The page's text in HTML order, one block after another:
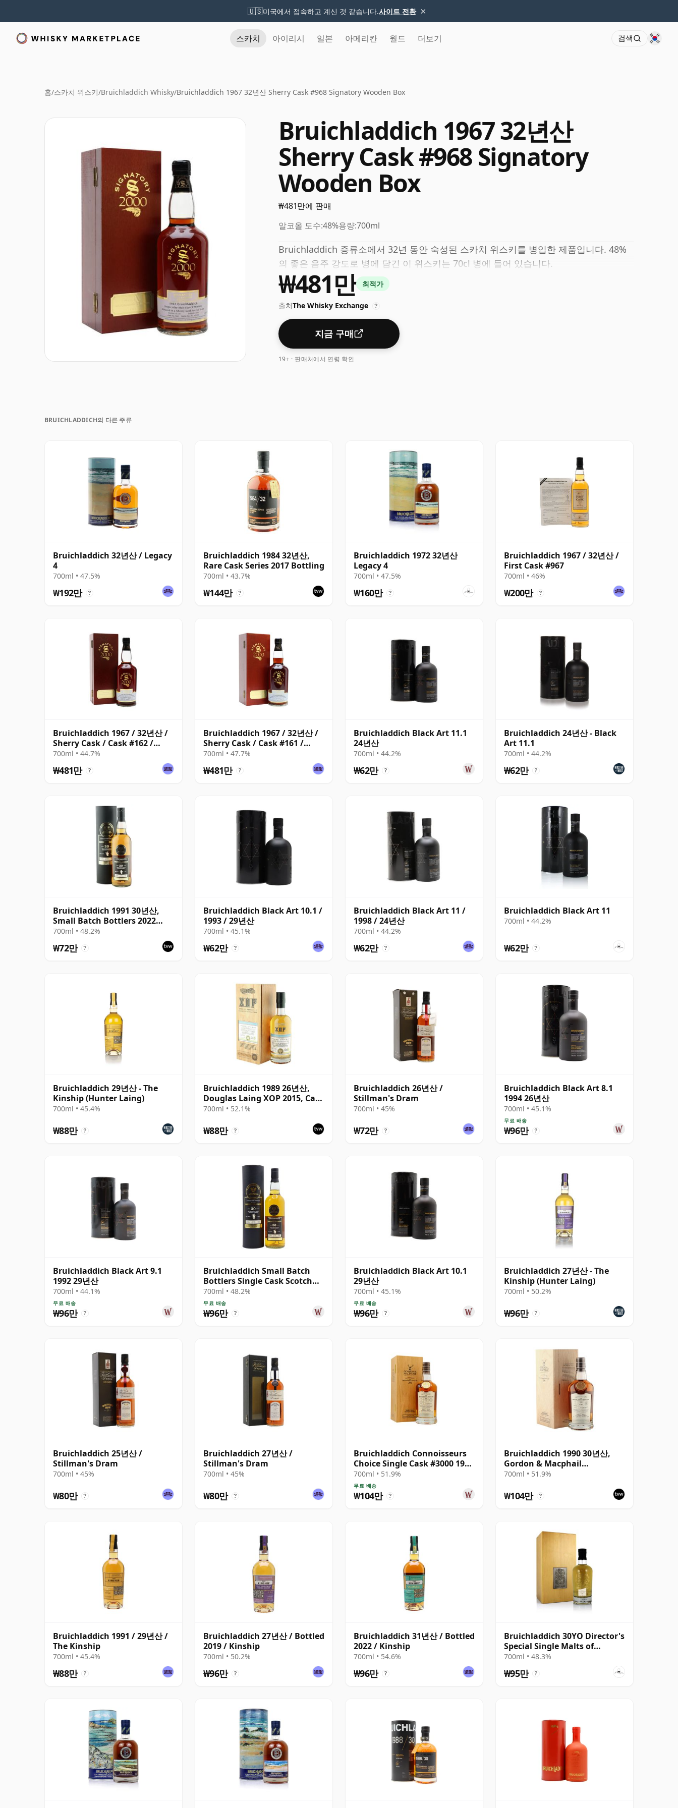
🇺🇸미국에서 접속하고 계신 것 같습니다.사이트 전환 ×
스카치 아이리시 일본 아메리칸 월드 더보기 검색
홈/스카치 위스키/Bruichladdich Whisky/Bruichladdich 1967 32년산 Sherry Cask #968 Signatory Wooden Box
Bruichladdich 1967 32년산
Sherry Cask #968 Signatory
Wooden Box
₩481만에 판매
알코올 도수:48%용량:700ml
Bruichladdich 증류소에서 32년 동안 숙성된 스카치 위스키를 병입한 제품입니다. 48%
의 좋은 음주 강도로 병에 담긴 이 위스키는 70cl 병에 들어 있습니다.
₩481만 최적가
출처The Whisky Exchange ?
지금 구매
19+ · 판매처에서 연령 확인
BRUICHLADDICH의 다른 주류
Bruichladdich 32년산 / Legacy
4
700ml • 47.5%
₩192만 ?
Bruichladdich 1984 32년산,
Rare Cask Series 2017 Bottling
700ml • 43.7%
₩144만 ?
Bruichladdich 1972 32년산
Legacy 4
700ml • 47.5%
₩160만 ?
Bruichladdich 1967 / 32년산 /
First Cask #967
700ml • 46%
₩200만 ?
Bruichladdich 1967 / 32년산 /
Sherry Cask / Cask #162 /
Signatory
700ml • 44.7%
₩481만 ?
Bruichladdich 1967 / 32년산 /
Sherry Cask / Cask #161 /
Signatory
700ml • 47.7%
₩481만 ?
Bruichladdich Black Art 11.1
24년산
700ml • 44.2%
₩62만 ?
Bruichladdich 24년산 - Black
Art 11.1
700ml • 44.2%
₩62만 ?
Bruichladdich 1991 30년산,
Small Batch Bottlers 2022
Single Cask
700ml • 48.2%
₩72만 ?
Bruichladdich Black Art 10.1 /
1993 / 29년산
700ml • 45.1%
₩62만 ?
Bruichladdich Black Art 11 /
1998 / 24년산
700ml • 44.2%
₩62만 ?
Bruichladdich Black Art 11
700ml • 44.2%
₩62만 ?
Bruichladdich 29년산 - The
Kinship (Hunter Laing)
700ml • 45.4%
₩88만 ?
Bruichladdich 1989 26년산,
Douglas Laing XOP 2015, Cask
10859
700ml • 52.1%
₩88만 ?
Bruichladdich 26년산 /
Stillman's Dram
700ml • 45%
₩72만 ?
Bruichladdich Black Art 8.1
1994 26년산
700ml • 45.1%
무료 배송
₩96만 ?
Bruichladdich Black Art 9.1
1992 29년산
700ml • 44.1%
무료 배송
₩96만 ?
Bruichladdich Small Batch
Bottlers Single Cask Scotch
1991 30년산
700ml • 48.2%
무료 배송
₩96만 ?
Bruichladdich Black Art 10.1
29년산
700ml • 45.1%
무료 배송
₩96만 ?
Bruichladdich 27년산 - The
Kinship (Hunter Laing)
700ml • 50.2%
₩96만 ?
Bruichladdich 25년산 /
Stillman's Dram
700ml • 45%
₩80만 ?
Bruichladdich 27년산 /
Stillman's Dram
700ml • 45%
₩80만 ?
Bruichladdich Connoisseurs
Choice Single Cask #3000 1990
30년산
700ml • 51.9%
무료 배송
₩104만 ?
Bruichladdich 1990 30년산,
Gordon & Macphail
Connoisseurs Choice - Sherry
700ml • 51.9%
₩104만 ?
Bruichladdich 1991 / 29년산 /
The Kinship
700ml • 45.4%
₩88만 ?
Bruichladdich 27년산 / Bottled
2019 / Kinship
700ml • 50.2%
₩96만 ?
Bruichladdich 31년산 / Bottled
2022 / Kinship
700ml • 54.6%
₩96만 ?
Bruichladdich 30YO Director's
Special Single Malts of
Scotland
700ml • 48.3%
₩95만 ?